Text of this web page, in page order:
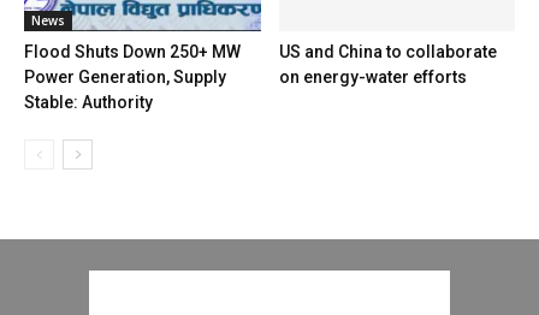
News
Flood Shuts Down 250+ MW
Power Generation, Supply
Stable: Authority
US and China to collaborate
on energy-water efforts